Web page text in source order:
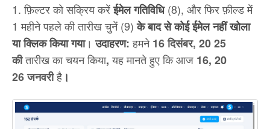
1. फ़िल्टर को सक्रिय करेंईमेल गतिविधि(8), और फिर फ़ील्ड में
1 महीने पहले की तारीख चुनें (9)के बाद से कोई ईमेल नहीं खोला
या क्लिक किया गया।उदाहरण:हमने16 दिसंबर, 20 25
कीतारीख का चयन किया,यह मानते हुए कि आज 16, 20
26 जनवरीहै ।